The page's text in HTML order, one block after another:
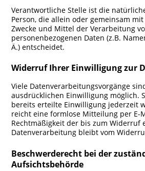
Verantwortliche Stelle ist die
Person, die allein oder gemeinsam
Zwecke und Mittel der Verarbeitung
personenbezogenen Daten (z.B.
Ä.) entscheidet.
Widerruf Ihrer Einwilligung zur
Viele Datenverarbeitungsvorgänge
ausdrücklichen Einwilligung möglich.
bereits erteilte Einwilligung jederzeit
reicht eine formlose Mitteilung per E-
Rechtmäßigkeit der bis zum Widerruf
Datenverarbeitung bleibt vom
Beschwerderecht bei der
Aufsichtsbehörde